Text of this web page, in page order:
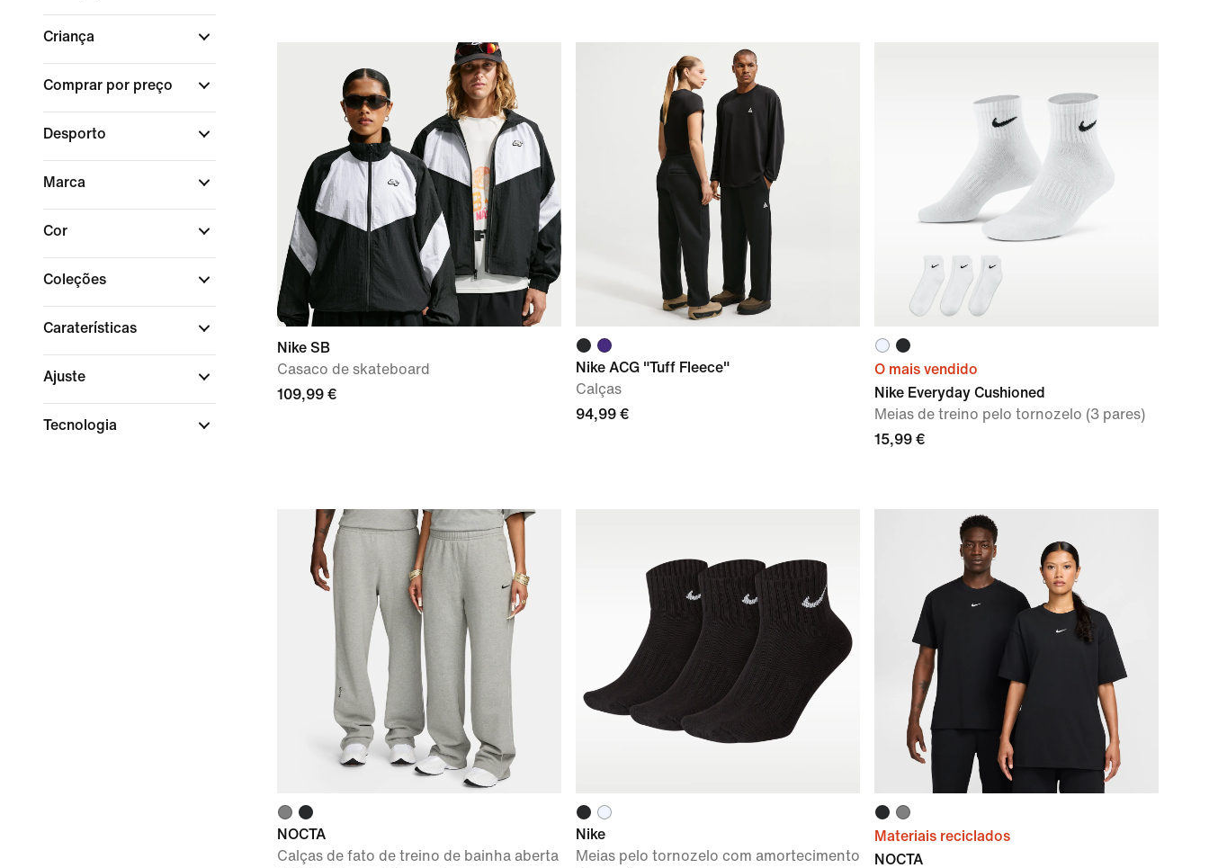
Criança
Comprar por preço
Desporto
Marca
Cor
Coleções
Caraterísticas
Ajuste
Tecnologia
Nike SB
Casaco de skateboard
109,99 €
Nike ACG "Tuff Fleece"
Calças
94,99 €
O mais vendido
Nike Everyday Cushioned
Meias de treino pelo tornozelo (3 pares)
15,99 €
NOCTA
Calças de fato de treino de bainha aberta
Nike
Meias pelo tornozelo com amortecimento
Materiais reciclados
NOCTA